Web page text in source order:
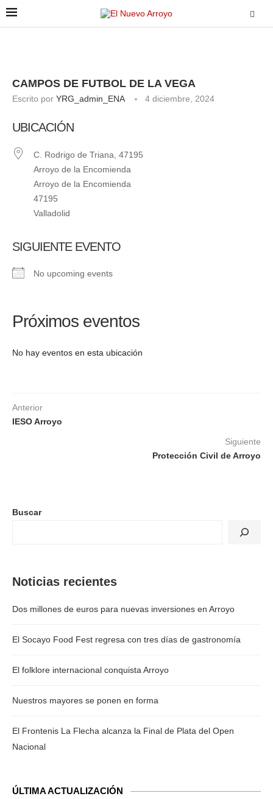
CAMPOS DE FUTBOL DE LA VEGA
Escrito por YRG_admin_ENA 4 diciembre, 2024
UBICACIÓN
C. Rodrigo de Triana, 47195
Arroyo de la Encomienda
Arroyo de la Encomienda
47195
Valladolid
SIGUIENTE EVENTO
No upcoming events
Próximos eventos
No hay eventos en esta ubicación
Anterior
IESO Arroyo
Siguiente
Protección Civil de Arroyo
Buscar
Noticias recientes
Dos millones de euros para nuevas inversiones en Arroyo
El Socayo Food Fest regresa con tres días de gastronomía
El folklore internacional conquista Arroyo
Nuestros mayores se ponen en forma
El Frontenis La Flecha alcanza la Final de Plata del Open
Nacional
ÚLTIMA ACTUALIZACIÓN